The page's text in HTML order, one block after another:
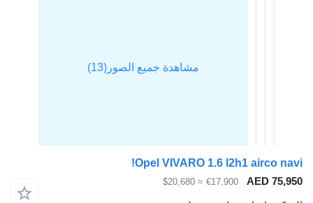
Opel VIVARO 1.6 l2h1 airco
AED
€17,900
≈ $20,680